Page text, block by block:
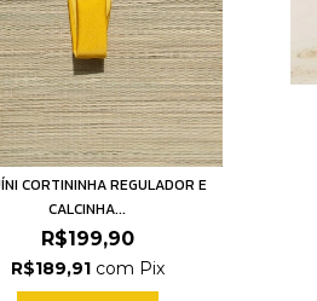
CORTININHA REGULADOR E
CALCINHA...
R$199,90
R$189,91 com Pix